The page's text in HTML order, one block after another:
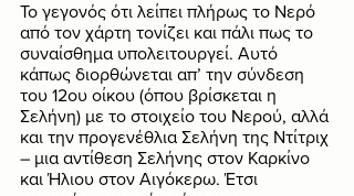
Το γεγονός ότι λείπει πλήρως το Νερό
από τον χάρτη τονίζει και πάλι πως το
συναίσθημα υπολειτουργεί. Αυτό
κάπως διορθώνεται απ’ την σύνδεση
του 12ου οίκου (όπου βρίσκεται η
Σελήνη) με το στοιχείο του Νερού, αλλά
και την προγενέθλια Σελήνη της Ντίτριχ
– μια αντίθεση Σελήνης στον Καρκίνο
και Ήλιου στον Αιγόκερω. Έτσι